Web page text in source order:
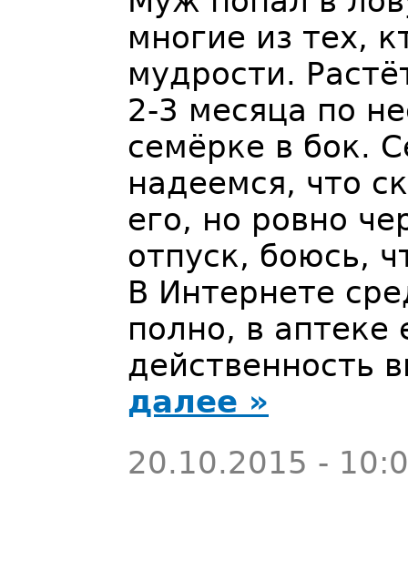
многие из тех,
мудрости.
2-3 месяца по
семёрке в бок.
надеемся, что
его, но ровно
отпуск, боюсь,
В Интернете
полно, в
действенность
далее »
20.10.2015 -